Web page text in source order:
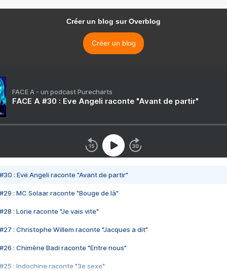
Créer un blog sur Overblog
Créer un blog
FACE A - un podcast Purecharts
FACE A #30 : Eve Angeli raconte "Avant de partir"
#30 : Eve Angeli raconte "Avant de partir"
#29 : MC Solaar raconte "Bouge de là"
#28 : Lorie raconte "Je vais vite"
#27 : Christophe Willem raconte "Jacques a dit"
#26 : Chimène Badi raconte "Entre nous"
#25 : Indochine raconte "3e sexe"